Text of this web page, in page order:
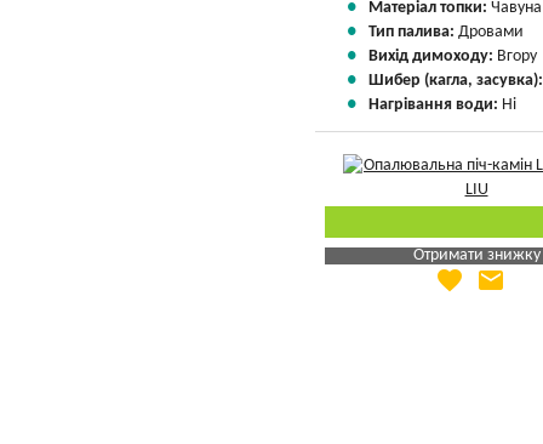
Матеріал топки: Чавуна
Тип палива: Дровами
Вихід димоходу: Вгору
Шибер (кагла,
Нагрівання води: Ні
Отримати знижку
Яка Ваша ціна
favorite email